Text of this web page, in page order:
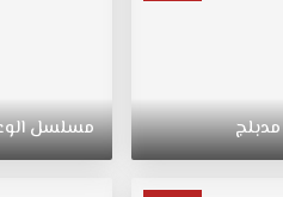
مدبلج مسلسل